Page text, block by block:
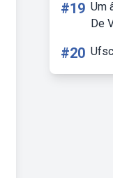
#19 Um
De
#20